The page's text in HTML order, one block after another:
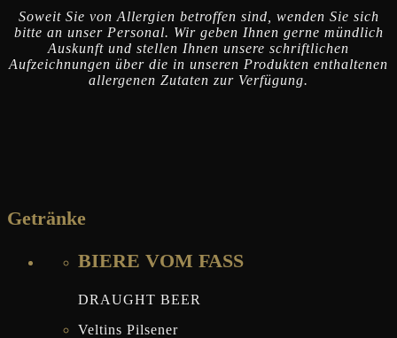
Soweit Sie von Allergien betroffen sind, wenden Sie sich
bitte an unser Personal. Wir geben Ihnen gerne mündlich
Auskunft und stellen Ihnen unsere schriftlichen
Aufzeichnungen über die in unseren Produkten enthaltenen
allergenen Zutaten zur Verfügung.
Getränke
BIERE VOM FASS
DRAUGHT BEER
Veltins Pilsener